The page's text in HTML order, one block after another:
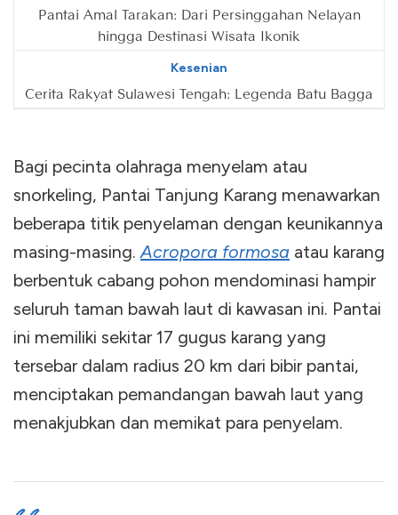
Pantai Amal Tarakan: Dari Persinggahan Nelayan
hingga Destinasi Wisata Ikonik
Kesenian
Cerita Rakyat Sulawesi Tengah: Legenda Batu Bagga
Bagi pecinta olahraga menyelam atau
snorkeling, Pantai Tanjung Karang menawarkan
beberapa titik penyelaman dengan keunikannya
masing-masing.Acropora formosa atau karang
berbentuk cabang pohon mendominasi hampir
seluruh taman bawah laut di kawasan ini. Pantai
ini memiliki sekitar 17 gugus karang yang
tersebar dalam radius 20 km dari bibir pantai,
menciptakan pemandangan bawah laut yang
menakjubkan dan memikat para penyelam.